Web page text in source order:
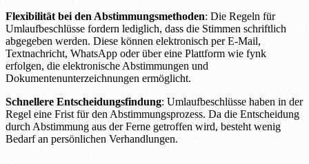
Flexibilität bei den Abstimmungsmethoden: Die Regeln für
Umlaufbeschlüsse fordern lediglich, dass die Stimmen schriftlich
abgegeben werden. Diese können elektronisch per E-Mail,
Textnachricht, WhatsApp oder über eine Plattform wie fynk
erfolgen, die elektronische Abstimmungen und
Dokumentenunterzeichnungen ermöglicht.
Schnellere Entscheidungsfindung: Umlaufbeschlüsse haben in der
Regel eine Frist für den Abstimmungsprozess. Da die Entscheidung
durch Abstimmung aus der Ferne getroffen wird, besteht wenig
Bedarf an persönlichen Verhandlungen.